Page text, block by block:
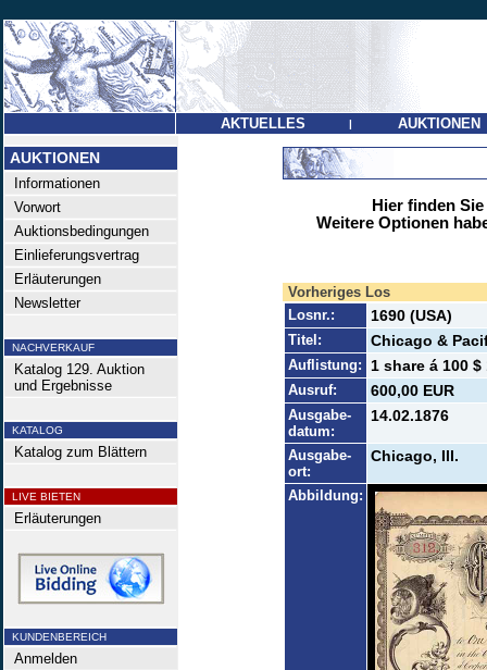
AKTUELLES | AUKTIONEN
AUKTIONEN
Informationen
Vorwort
Auktionsbedingungen
Einlieferungsvertrag
Erläuterungen
Newsletter
NACHVERKAUF
Katalog 129. Auktion
und Ergebnisse
KATALOG
Katalog zum Blättern
LIVE BIETEN
Erläuterungen
KUNDENBEREICH
Anmelden
Hier finden
Weitere Optionen
Vorheriges Los
Losnr.:
1690 (USA)
Titel: Chicago &
Auflistung: 1 share á 100 $
Ausruf: 600,00 EUR
Ausgabe-
datum:
14.02.1876
Ausgabe-
ort:
Chicago, Ill.
Abbildung: